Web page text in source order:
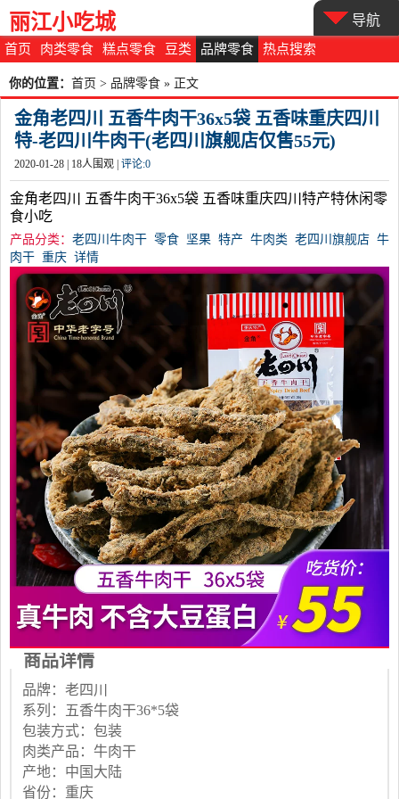
首页 肉类零食 糕点零食 豆类 品牌零食 热点搜索
丽江小吃城 导航
你的位置： 首页 > 品牌零食 » 正文
金角老四川 五香牛肉干36x5袋 五香味重庆四川
特-老四川牛肉干(老四川旗舰店仅售55元)
2020-01-28 | 18人围观 | 评论:0
金角老四川 五香牛肉干36x5袋 五香味重庆四川特产特休闲零
食小吃
产品分类： 老四川牛肉干 零食 坚果 特产 牛肉类 老四川旗舰店 牛
肉干 重庆 详情
商品详情
品牌：老四川
系列：五香牛肉干36*5袋
包装方式：包装
肉类产品：牛肉干
产地：中国大陆
省份：重庆